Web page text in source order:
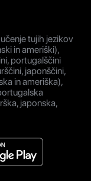
tujih jezikov
in ameriški),
portugalščini
japonščini,
in ameriška),
japonska,